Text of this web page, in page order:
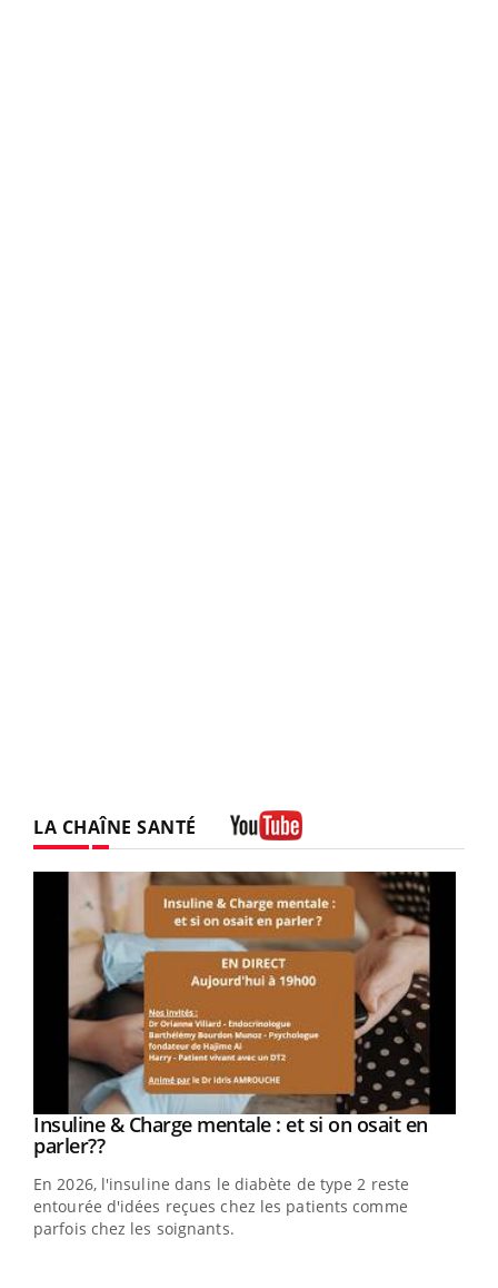
LA CHAÎNE SANTÉ
Youtube
Insuline & Charge mentale : et si on osait en
parler??Youtube
En 2026, l'insuline dans le diabète de type 2 reste
entourée d'idées reçues chez les patients comme
parfois chez les soignants.